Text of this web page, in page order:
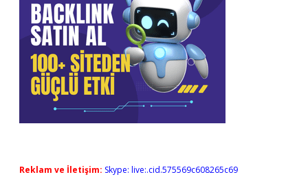
Reklam ve İletişim: Skype: live:.cid.575569c608265c69